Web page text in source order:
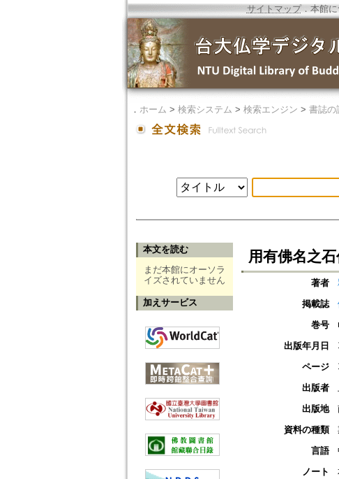
サイトマップ．本館
． ホーム > 検索システム > 検索エンジン > 書誌の
本文を読む
まだ本館にオーソラ
イズされていません
加えサービス
用有佛名之
著者
掲載誌
巻号
出版年月日
ページ
出版者
出版地
資料の種類
言語
ノート